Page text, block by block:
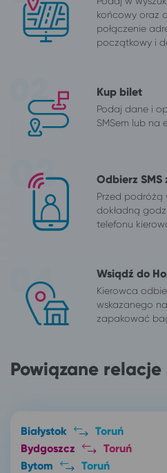
końcowy oraz
połączenie
początkowy i
Kup bilet
Podaj dane i
SMSem lub na
Odbierz
Przed podróżą
dokładną
telefonu
Wsiądź do
Kierowca
wskazanego
zapakować
Powiązane relacje
Białystok
Toruń
Bydgoszcz
Toruń
Bytom
Toruń